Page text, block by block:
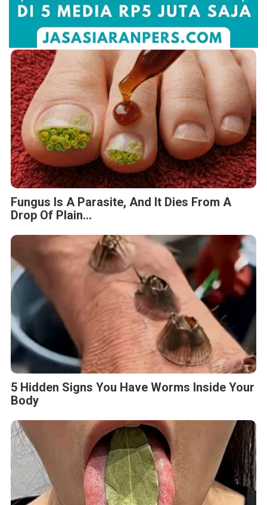
Fungus Is A Parasite, And It Dies From A
Drop Of Plain...
5 Hidden Signs You Have Worms Inside Your
Body